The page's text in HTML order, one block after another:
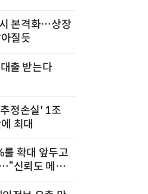
본격화…상장
질듯
출 받는다
정손실' 1조
최대
확대 앞두고
신뢰도 메리